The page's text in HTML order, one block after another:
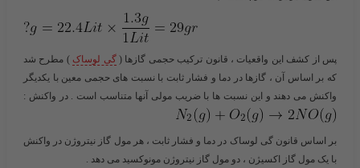
پس از کشف این واقعیات ، قانون ترکیب حجمی گازها (گی لوساک ) مطرح شد
که بر اساس آن ، گازها در دما و فشار ثابت با نسبت های حجمی معین با یکدیگر
واکنش می دهند و این نسبت ها با ضریب مولی آنها متناسب است . در واکنش :
بر اساس قانون گی لوساک در دما و فشار ثابت ، هر مول گاز نیتروژن در واکنش
با یک مول گاز اکسیژن ، دو مول گاز نیتروژن مونوکسید می دهد .